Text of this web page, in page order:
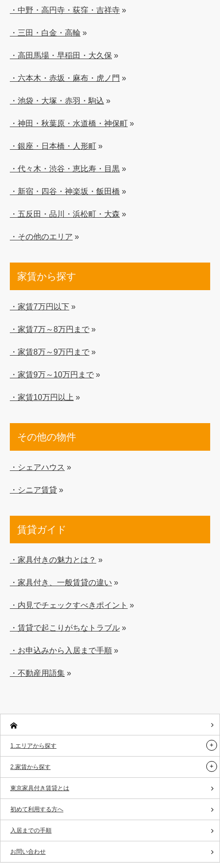
・中野・高円寺・荻窪・吉祥寺 »
・三田・白金・高輪 »
・高田馬場・早稲田・大久保 »
・六本木・赤坂・麻布・虎ノ門 »
・池袋・大塚・赤羽・駒込 »
・神田・秋葉原・水道橋・神保町 »
・銀座・日本橋・人形町 »
・代々木・渋谷・恵比寿・目黒 »
・新宿・四谷・神楽坂・飯田橋 »
・五反田・品川・浜松町・大森 »
・その他のエリア »
家賃から探す
・家賃7万円以下 »
・家賃7万～8万円まで »
・家賃8万～9万円まで »
・家賃9万～10万円まで »
・家賃10万円以上 »
その他の物件
・シェアハウス »
・シニア賃貸 »
賃貸ガイド
・家具付きの魅力とは？ »
・家具付き、一般賃貸の違い »
・内見でチェックすべきポイント »
・賃貸で起こりがちなトラブル »
・お申込みから入居まで手順 »
・不動産用語集 »
1.エリアから探す
2.家賃から探す
東京家具付き賃貸とは
初めて利用する方へ
入居までの手順
お問い合わせ